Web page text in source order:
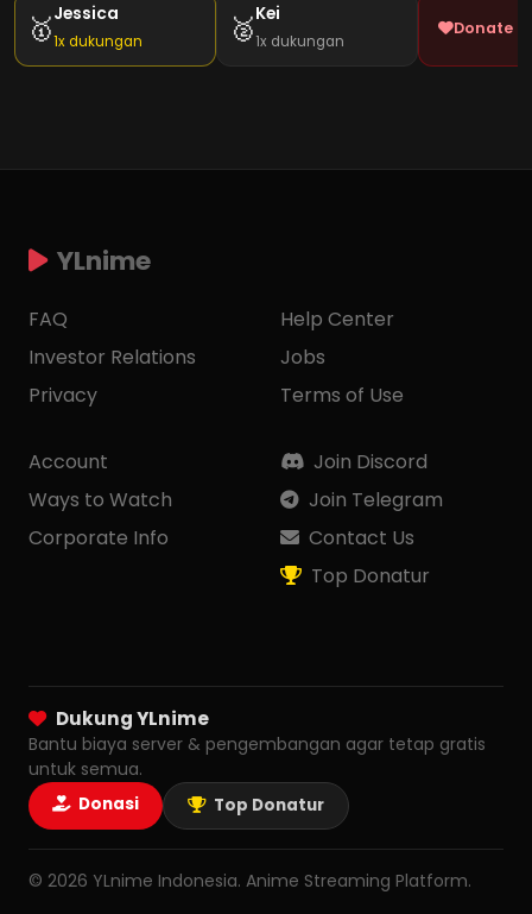
🥇Jessica
1x dukungan 🥈Kei
1x dukungan
Donate
YLnime
FAQ
Investor Relations
Privacy
Help Center
Jobs
Terms of Use
Account
Ways to Watch
Corporate Info
Join Discord
Join Telegram
Contact Us
Top Donatur
Dukung YLnime
Bantu biaya server & pengembangan agar tetap gratis
untuk semua.
Donasi Top Donatur
© 2026 YLnime Indonesia. Anime Streaming Platform.